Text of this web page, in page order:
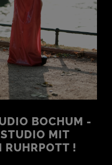
BOCHUM -
MIT
RUHRPOTT !